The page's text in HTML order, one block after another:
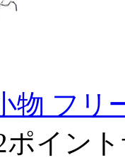
物 フリ
ポイン